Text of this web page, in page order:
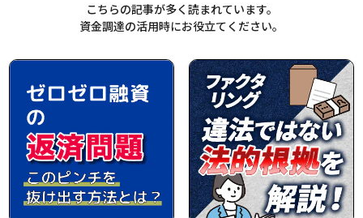
こちらの記事が多く読まれています。
資金調達の活用時にお役立てください。